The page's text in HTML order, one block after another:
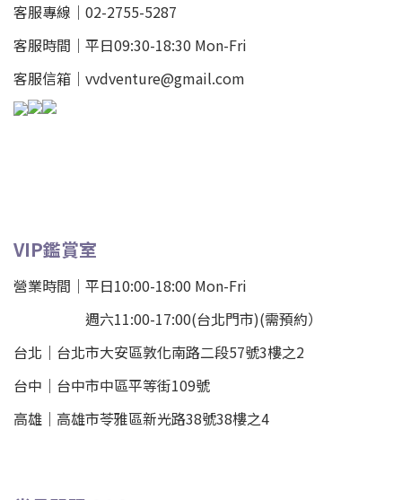
客服專線｜02-2755-5287
客服時間｜平日09:30-18:30 Mon-Fri
客服信箱｜vvdventure@gmail.com
VIP鑑賞室
營業時間｜平日10:00-18:00 Mon-Fri
週六11:00-17:00(台北門市)(需預約）
台北 ｜ 台北市大安區敦化南路二段57號3樓之2
台中｜ 台中市中區平等街109號
高雄｜ 高雄市苓雅區新光路38號38樓之4